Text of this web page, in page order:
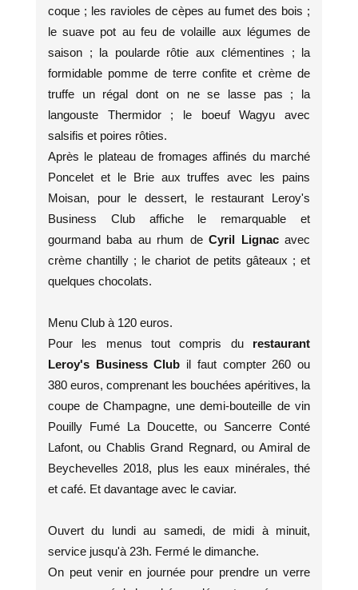
coque ; les ravioles de cèpes au fumet des bois ;
le suave pot au feu de volaille aux légumes de
saison ; la poularde rôtie aux clémentines ; la
formidable pomme de terre confite et crème de
truffe un régal dont on ne se lasse pas ; la
langouste Thermidor ; le boeuf Wagyu avec
salsifis et poires rôties.
Après le plateau de fromages affinés du marché
Poncelet et le Brie aux truffes avec les pains
Moisan, pour le dessert, le restaurant Leroy's
Business Club affiche le remarquable et
gourmand baba au rhum deCyril Lignacavec
crème chantilly ; le chariot de petits gâteaux ; et
quelques chocolats.
Menu Club à 120 euros.
Pour les menus tout compris du restaurant
Leroy's Business Club il faut compter 260 ou
380 euros, comprenant les bouchées apéritives, la
coupe de Champagne, une demi-bouteille de vin
Pouilly Fumé La Doucette, ou Sancerre Conté
Lafont, ou Chablis Grand Regnard, ou Amiral de
Beychevelles 2018, plus les eaux minérales, thé
et café. Et davantage avec le caviar.
Ouvert du lundi au samedi, de midi à minuit,
service jusqu'à 23h. Fermé le dimanche.
On peut venir en journée pour prendre un verre